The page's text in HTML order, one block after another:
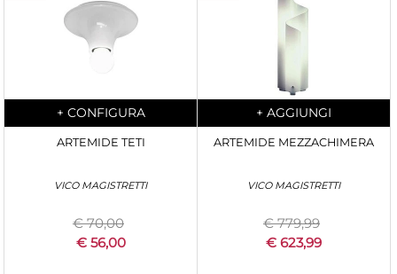
Quantity
+ CONFIGURA
ARTEMIDE TETI
VICO MAGISTRETTI
€ 70,00
€ 56,00
Quantity
+ AGGIUNGI
ARTEMIDE MEZZACHIMERA
VICO MAGISTRETTI
€ 779,99
€ 623,99